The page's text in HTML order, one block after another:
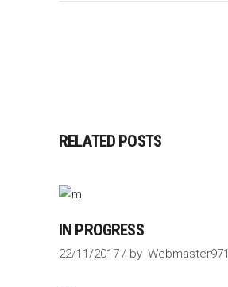
RELATED POSTS
IN PROGRESS
22/11/2017 by Webmaster971